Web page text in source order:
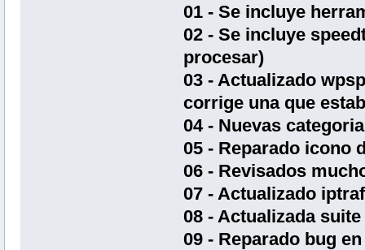
01 - Se incluye
02 - Se incluye
procesar)
03 - Actualizado
corrige una que
04 - Nuevas
05 - Reparado icono
06 - Revisados
07 - Actualizado
08 - Actualizada
09 - Reparado bug